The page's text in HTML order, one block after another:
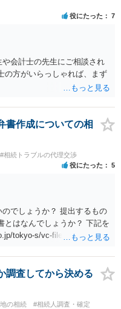
役にたった 7
会計士の先生にご相談され
の方がいらっしゃれば、まず
書作成についての相
#相続トラブルの代理交渉
役にたった 5
でしょうか？ 提出するもの
とはなんでしょうか？ 下記を
tokyo-s/vc-files/tokyo-s/file/
調査してから決める
の相続
#相続人調査・確定